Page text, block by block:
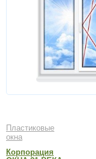
Пластиковые
окна
Корпорация